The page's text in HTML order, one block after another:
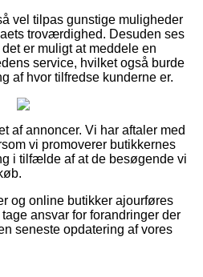
vel tilpas gunstige muligheder
troværdighed. Desuden ses
er muligt at meddele en
service, hvilket også burde
af hvor tilfredse kunderne er.
af annoncer. Vi har aftaler med
vi promoverer butikkernes
i tilfælde af at de besøgende vi
og online butikker ajourføres
ansvar for forandringer der
seneste opdatering af vores